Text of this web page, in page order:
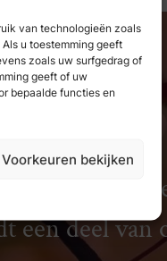
van technologieën zoals
u toestemming geeft
zoals uw surfgedrag of
geeft of uw
bepaalde functies en
Voorkeuren bekijken
we nooit
een deel van